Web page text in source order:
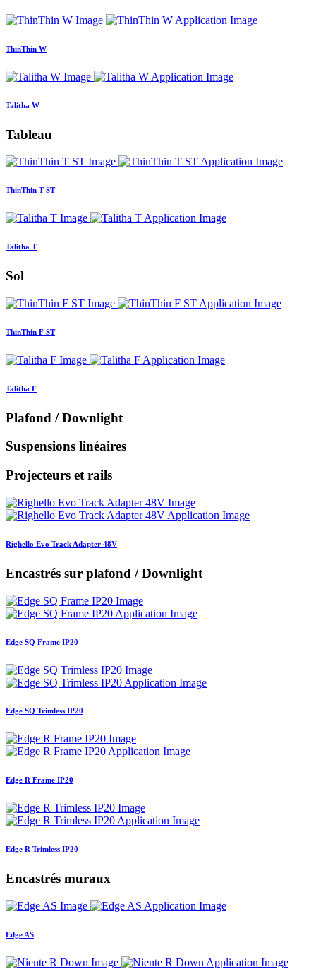
ThinThin W
Talitha W
Tableau
ThinThin T ST
Talitha T
Sol
ThinThin F ST
Talitha F
Plafond / Downlight
Suspensions linéaires
Projecteurs et rails
Righello Evo Track Adapter 48V
Encastrés sur plafond / Downlight
Edge SQ Frame IP20
Edge SQ Trimless IP20
Edge R Frame IP20
Edge R Trimless IP20
Encastrés muraux
Edge AS